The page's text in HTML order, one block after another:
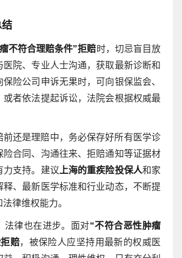
不符合理赔条件”拒赔时，切忌盲目放
医院、专业人士沟通，获取最新诊断和
险公司申诉无果时，可向银保监会、
或者依法提起诉讼，法院会根据权威最
前还是理赔中，务必保存好所有医学诊
险合同、沟通往来、拒赔通知等证据材
力支持。建议 上海的重疾险投保人和家
释、最新医学标准和行业动态，不断提
律维权能力。
法律也在进步。面对“不符合恶性肿瘤
赔，被保险人应坚持用最新的权威医